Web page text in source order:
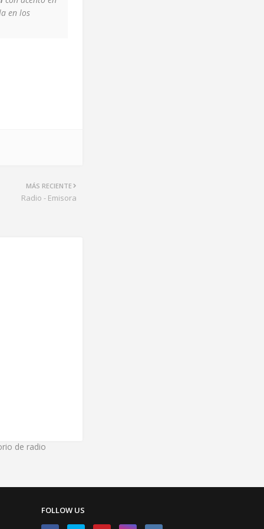
en los
MÁS RECIENTE
Radio - Emisora
de radio
FOLLOW US